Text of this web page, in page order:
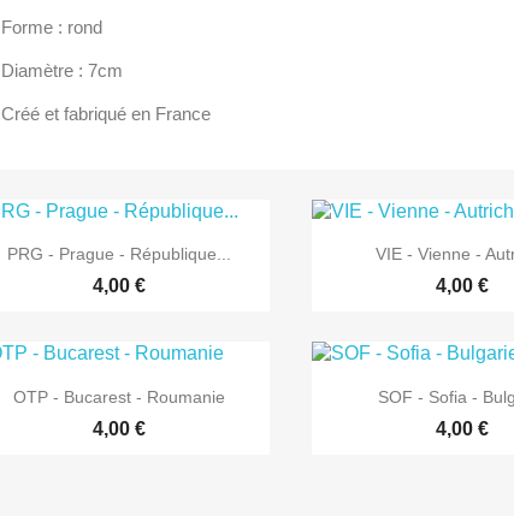
Forme : rond
Diamètre : 7cm
Créé et fabriqué en France
 Aperçu rapide
PRG - Prague - République...
4,00 €
 Aperçu
VIE - Vienne -
4,00 €
 Aperçu rapide
OTP - Bucarest - Roumanie
4,00 €
 Aperçu
SOF - Sofia -
4,00 €